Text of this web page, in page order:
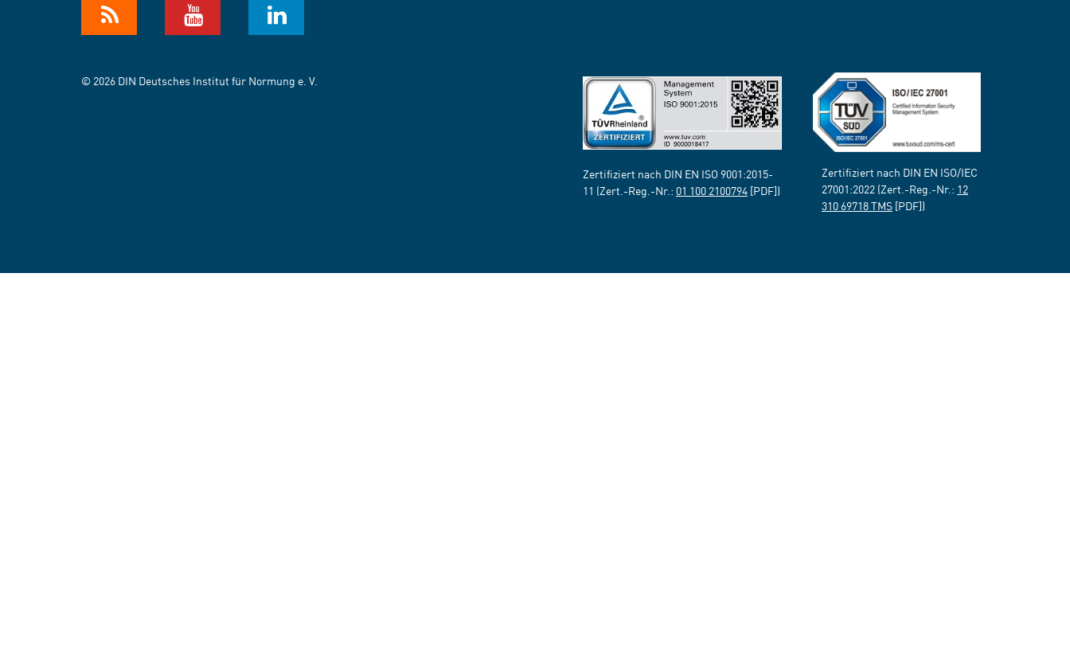
© 2026 DIN Deutsches Institut für Normung e. V.
Zertifiziert nach DIN EN ISO 9001:2015-
11 (Zert.-Reg.-Nr.: 01 100 2100794 [PDF])
Zertifiziert nach DIN EN ISO/IEC
27001:2022 (Zert.-Reg.-Nr.: 12
310 69718 TMS [PDF])